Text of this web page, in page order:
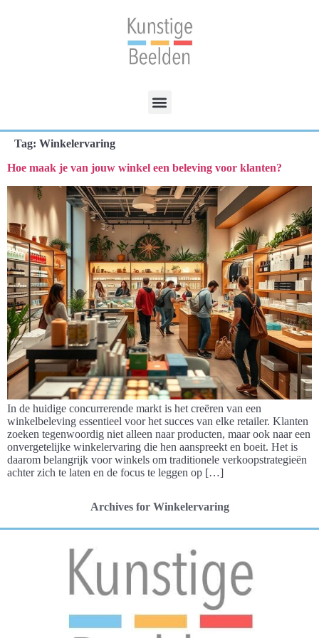
Tag: Winkelervaring
Hoe maak je van jouw winkel een beleving voor klanten?
In de huidige concurrerende markt is het creëren van een
winkelbeleving essentieel voor het succes van elke retailer. Klanten
zoeken tegenwoordig niet alleen naar producten, maar ook naar een
onvergetelijke winkelervaring die hen aanspreekt en boeit. Het is
daarom belangrijk voor winkels om traditionele verkoopstrategieën
achter zich te laten en de focus te leggen op […]
Archives for Winkelervaring